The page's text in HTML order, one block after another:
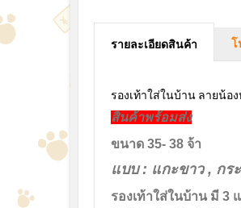
รายละเอียดสินค้า โ
รองเท้าใส่ในบ้าน ลายน้อ
สินค้าพร้อมส่ง
ขนาด 35- 38 จ้า
แบบ : แกะขาว , ก
รองเท้าใส่ในบ้าน มี 3